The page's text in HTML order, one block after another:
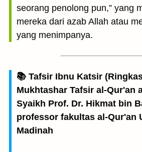
seorang penolong pun,” yang
mereka dari azab Allah atau
yang menimpanya.
📚 Tafsir Ibnu Katsir
Mukhtashar Tafsir al-Qur'an
Syaikh Prof. Dr. Hikmat bin
professor fakultas al-Qur'an
Madinah